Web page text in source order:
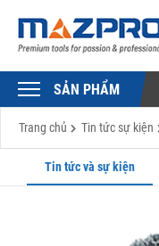
SẢN PHẨM
Trang chủ Tin tức sự kiện
Tin tức và sự kiện